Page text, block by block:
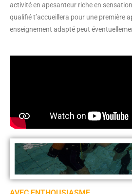
activité en apesanteur riche en
qualifié t’accueillera pour une première
enseignement adapté peut